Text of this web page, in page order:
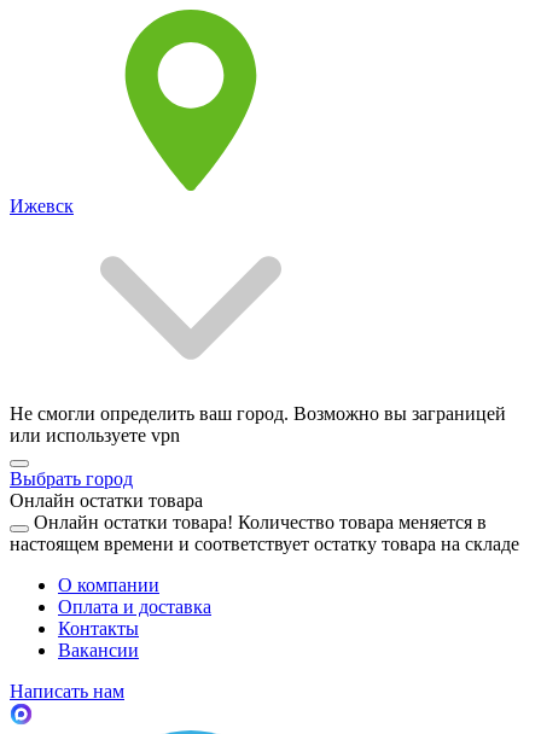
Ижевск
Не смогли определить ваш город. Возможно вы заграницей
или используете vpn
Выбрать город
Онлайн остатки товара
Онлайн остатки товара! Количество товара меняется в
настоящем времени и соответствует остатку товара на складе
О компании
Оплата и доставка
Контакты
Вакансии
Написать нам